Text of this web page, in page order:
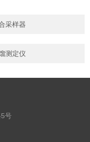
采样器
测定仪
号